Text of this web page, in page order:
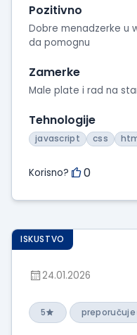
Pozitivno
Dobre menadzerke u
da pomognu
Zamerke
Male plate i rad na
Tehnologije
javascript css
Korisno? 0
ISKUSTVO
24.01.2026
5 preporučuje